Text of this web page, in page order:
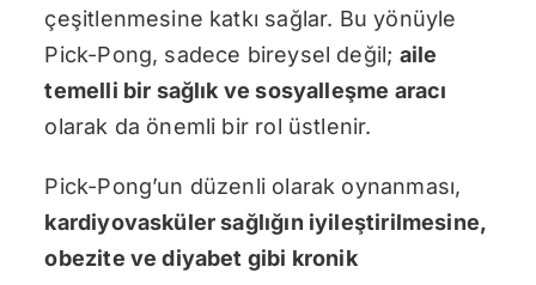
çeşitlenmesine katkı sağlar. Bu yönüyle
Pick-Pong, sadece bireysel değil; aile
temelli bir sağlık ve sosyalleşme aracı
olarak da önemli bir rol üstlenir.
Pick-Pong’un düzenli olarak oynanması,
kardiyovasküler sağlığın iyileştirilmesine,
obezite ve diyabet gibi kronik